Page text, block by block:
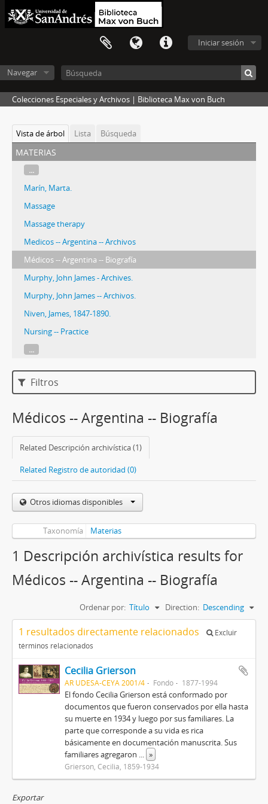
Iniciar sesión
Navegar
Colecciones Especiales y Archivos | Biblioteca Max von Buch
Vista de árbol Lista Búsqueda
materias
...
Marín, Marta.
Massage
Massage therapy
Medicos -- Argentina -- Archivos
Médicos -- Argentina -- Biografía
Murphy, John James - Archives.
Murphy, John James -- Archivos.
Niven, James, 1847-1890.
Nursing -- Practice
...
Filtros
Médicos -- Argentina -- Biografía
Related Descripción archivística (1)
Related Registro de autoridad (0)
Otros idiomas disponibles
Taxonomía Materias
1 Descripción archivística results for
Médicos -- Argentina -- Biografía
Ordenar por: Título Direction: Descending
1 resultados directamente relacionados
Excluir
términos relacionados
Cecilia Grierson
AR UDESA-CEYA 2001/4 Fondo 1877-1994
El fondo Cecilia Grierson está conformado por
documentos que fueron conservados por ella hasta
su muerte en 1934 y luego por sus familiares. La
parte que corresponde a su vida es rica
básicamente en documentación manuscrita. Sus
familiares agregaron ... »
Grierson, Cecilia, 1859-1934
Exportar